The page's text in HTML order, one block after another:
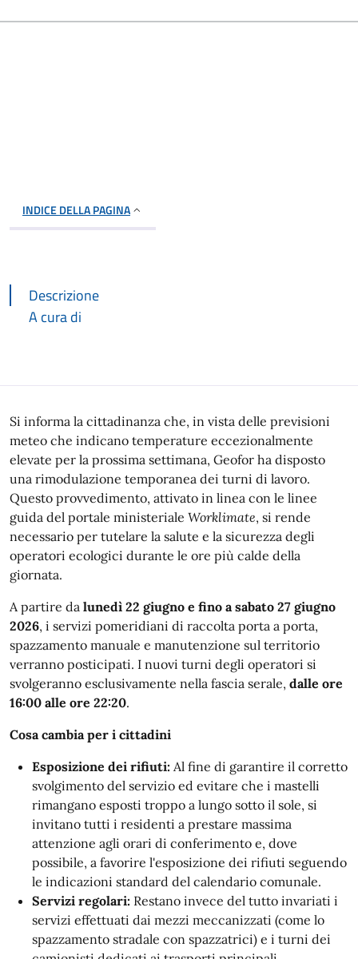
INDICE DELLA PAGINA
Descrizione
A cura di
Descrizione
Si informa la cittadinanza che, in vista delle previsioni
meteo che indicano temperature eccezionalmente
elevate per la prossima settimana, Geofor ha disposto
una rimodulazione temporanea dei turni di lavoro.
Questo provvedimento, attivato in linea con le linee
guida del portale ministeriale Worklimate, si rende
necessario per tutelare la salute e la sicurezza degli
operatori ecologici durante le ore più calde della
giornata.
A partire da lunedì 22 giugno e fino a sabato 27 giugno
2026, i servizi pomeridiani di raccolta porta a porta,
spazzamento manuale e manutenzione sul territorio
verranno posticipati. I nuovi turni degli operatori si
svolgeranno esclusivamente nella fascia serale, dalle ore
16:00 alle ore 22:20.
Cosa cambia per i cittadini
Esposizione dei rifiuti: Al fine di garantire il corretto
svolgimento del servizio ed evitare che i mastelli
rimangano esposti troppo a lungo sotto il sole, si
invitano tutti i residenti a prestare massima
attenzione agli orari di conferimento e, dove
possibile, a favorire l'esposizione dei rifiuti seguendo
le indicazioni standard del calendario comunale.
Servizi regolari: Restano invece del tutto invariati i
servizi effettuati dai mezzi meccanizzati (come lo
spazzamento stradale con spazzatrici) e i turni dei